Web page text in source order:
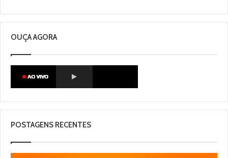
OUÇA AGORA
POSTAGENS RECENTES